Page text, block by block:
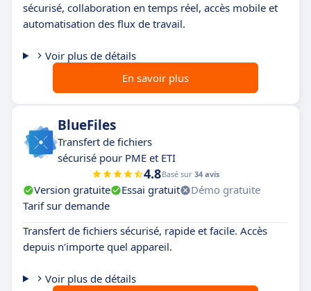
sécurisé, collaboration en temps réel, accès mobile et
automatisation des flux de travail.
Voir plus de détails
En savoir plus
BlueFiles
Transfert de fichiers
sécurisé pour PME et ETI
4.8Basé sur 34 avis
Version gratuite Essai gratuit
Démo gratuite
Tarif sur demande
Transfert de fichiers sécurisé, rapide et facile. Accès
depuis n'importe quel appareil.
Voir plus de détails